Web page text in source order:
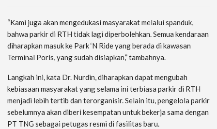
“Kami juga akan mengedukasi masyarakat melalui spanduk,
bahwa parkir di RTH tidak lagi diperbolehkan. Semua kendaraan
diharapkan masuk ke Park ‘N Ride yang berada di kawasan
Terminal Poris, yang sudah disiapkan,” tambahnya.
Langkah ini, kata Dr. Nurdin, diharapkan dapat mengubah
kebiasaan masyarakat yang selama ini terbiasa parkir di RTH
menjadi lebih tertib dan terorganisir. Selain itu, pengelola parkir
sebelumnya akan diberi kesempatan untuk bekerja sama dengan
PT TNG sebagai petugas resmi di fasilitas baru.